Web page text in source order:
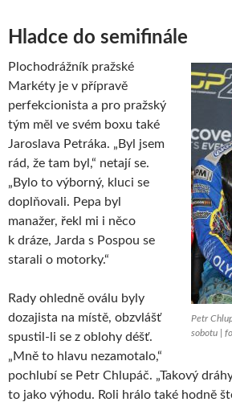
Hladce do semifinále
Petr
sobotu |
Plochodrážník pražské
Markéty je v přípravě
perfekcionista a pro pražský
tým měl ve svém boxu také
Jaroslava Petráka. „Byl jsem
rád, že tam byl,“ netají se.
„Bylo to výborný, kluci se
doplňovali. Pepa byl
manažer, řekl mi i něco
k dráze, Jarda s Pospou se
starali o motorky.“
Rady ohledně oválu byly
dozajista na místě, obzvlášť
spustil-li se z oblohy déšť.
„Mně to hlavu nezamotalo,“
pochlubí se Petr Chlupáč. „Takový
to jako výhodu. Roli hrálo také hodně